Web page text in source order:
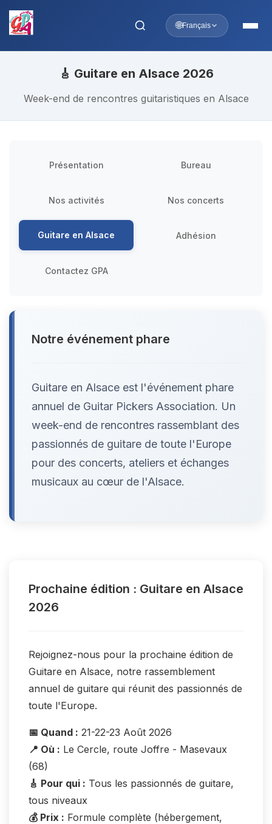
🌐Français
🎸 Guitare en Alsace 2026
Week-end de rencontres guitaristiques en Alsace
Présentation Bureau
Nos activités Nos concerts
Guitare en Alsace Adhésion
Contactez GPA
Notre événement phare
Guitare en Alsace est l'événement phare
annuel de Guitar Pickers Association. Un
week-end de rencontres rassemblant des
passionnés de guitare de toute l'Europe
pour des concerts, ateliers et échanges
musicaux au cœur de l'Alsace.
Prochaine édition : Guitare en Alsace
2026
Rejoignez-nous pour la prochaine édition de
Guitare en Alsace, notre rassemblement
annuel de guitare qui réunit des passionnés de
toute l'Europe.
📅 Quand : 21-22-23 Août 2026
📍 Où : Le Cercle, route Joffre - Masevaux
(68)
🎸 Pour qui : Tous les passionnés de guitare,
tous niveaux
💰 Prix : Formule complète (hébergement,